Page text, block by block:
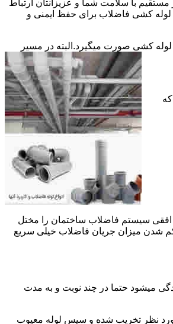
با سلامت شما و عزیزانتان ارتباط
لوله کشی فاضلاب برای حفظ ایمنی و
کشی صورت میگیرد.البته در مسیر
افقی سیستم فاضلاب ساختمان را مختل
کم شدن میزان جریان فاضلاب خیلی سریع
میشود حتما در چند نوبت و به مدت
نظر تخریب شده و سپس لوله معیوب